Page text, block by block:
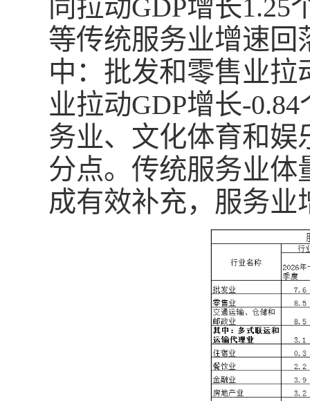
同拉动GDP增长
等传统服务业增速回
中：批发和零售业拉
业拉动GDP增长-
务业、文化体育和娱
分点。传统服务业
成有效补充，服务业